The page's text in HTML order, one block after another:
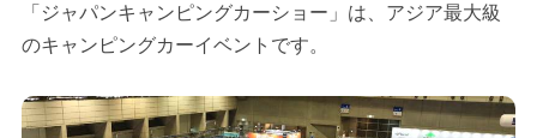
「ジャパンキャンピングカーショー」は、アジア最大級
のキャンピングカーイベントです。